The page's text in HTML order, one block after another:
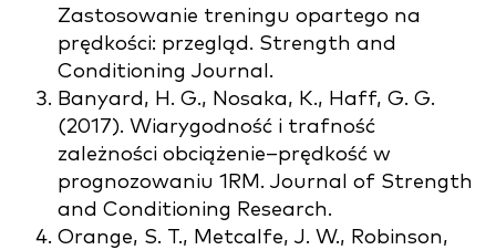
Zastosowanie treningu opartego na
prędkości: przegląd. Strength and
Conditioning Journal.
Banyard, H. G., Nosaka, K., Haff, G. G.
(2017). Wiarygodność i trafność
zależności obciążenie–prędkość w
prognozowaniu 1RM. Journal of Strength
and Conditioning Research.
Orange, S. T., Metcalfe, J. W., Robinson,